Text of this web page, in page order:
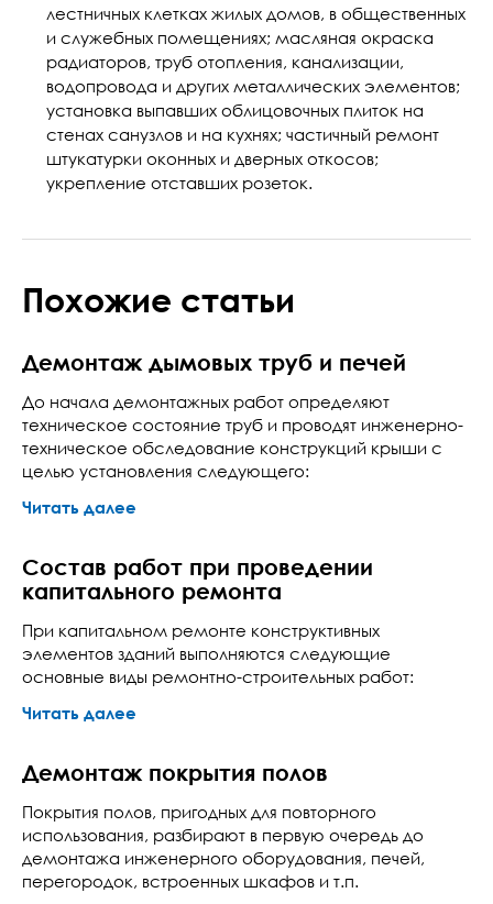
лестничных клетках жилых домов, в общественных
и служебных помещениях; масляная окраска
радиаторов, труб отопления, канализации,
водопровода и других металлических элементов;
установка выпавших облицовочных плиток на
стенах санузлов и на кухнях; частичный ремонт
штукатурки оконных и дверных откосов;
укрепление отставших розеток.
Похожие статьи
Демонтаж дымовых труб и печей
До начала демонтажных работ определяют
техническое состояние труб и проводят инженерно-
техническое обследование конструкций крыши с
целью установления следующего:
Читать далее
Состав работ при проведении
капитального ремонта
При капитальном ремонте конструктивных
элементов зданий выполняются следующие
основные виды ремонтно-строительных работ:
Читать далее
Демонтаж покрытия полов
Покрытия полов, пригодных для повторного
использования, разбирают в первую очередь до
демонтажа инженерного оборудования, печей,
перегородок, встроенных шкафов и т.п.